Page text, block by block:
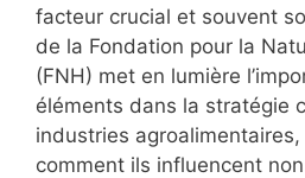
facteur crucial et souvent
de la Fondation pour la
(FNH) met en lumière
éléments dans la stratégie
industries
comment ils influencent